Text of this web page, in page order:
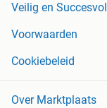
Veilig en Succesvol
Voorwaarden
Cookiebeleid
Over Marktplaats